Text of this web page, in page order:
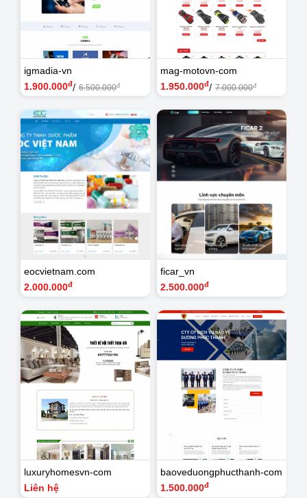
igmadia-vn
1.900.000đ/ 6.500.000đ
mag-motovn-com
1.950.000đ/ 7.000.000đ
eocvietnam.com
2.000.000đ
ficar_vn
2.500.000đ
luxuryhomesvn-com
Liên hệ
baoveduongphucthanh-com
1.500.000đ